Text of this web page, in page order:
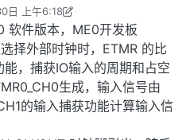
日 上午6:18
辑 2025年6月30日 下午2:22
软件版本，ME0开发板
择外部时钟时，ETMR 的比
，捕获IO输入的周期和占空
生成，输入信号由
的输入捕获功能计算输入信